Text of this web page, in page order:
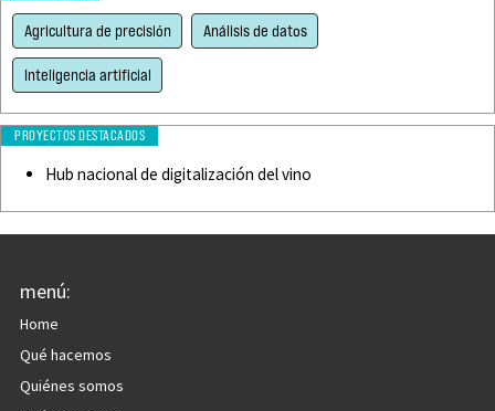
Agricultura de precisión Análisis de datos
Inteligencia artificial
Hub nacional de digitalización del vino
PROYECTOS DESTACADOS
menú:
Home
Qué hacemos
Quiénes somos